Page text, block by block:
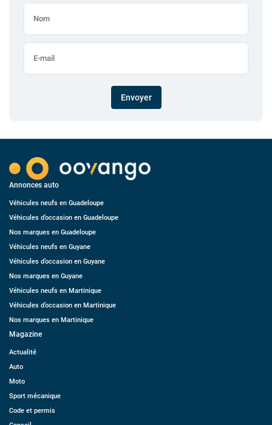
Envoyer
Annonces auto
Véhicules neufs en Guadeloupe
Véhicules d’occasion en Guadeloupe
Nos marques en Guadeloupe
Véhicules neufs en Guyane
Véhicules d’occasion en Guyane
Nos marques en Guyane
Véhicules neufs en Martinique
Véhicules d’occasion en Martinique
Nos marques en Martinique
Magazine
Actualité
Auto
Moto
Sport mécanique
Code et permis